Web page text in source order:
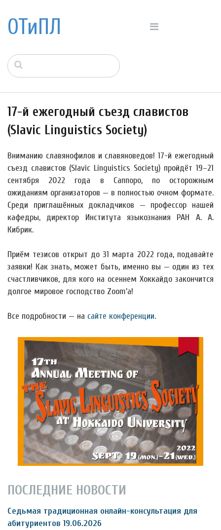
ОТиПЛ
17-й ежегодный съезд славистов
(Slavic Linguistics Society)
Вниманию славянофилов и славяноведов! 17-й ежегодный
съезд славистов (Slavic Linguistics Society) пройдёт 19–21
сентября 2022 года в Саппоро, по осторожным
ожиданиям организаторов — в полностью очном формате.
Среди приглашённых докладчиков — профессор нашей
кафедры, директор Института языкознания РАН А. А.
Кибрик.
Приём тезисов открыт до 31 марта 2022 года, подавайте
заявки! Как знать, может быть, именно вы — один из тех
счастливчиков, для кого на осеннем Хоккайдо закончится
долгое мировое господство Zoom’а!
Все подробности — на сайте конференции.
ПОСЛЕДНИЕ НОВОСТИ
Седьмая традиционная онлайн-консультация для
абитуриентов 19.06.2026